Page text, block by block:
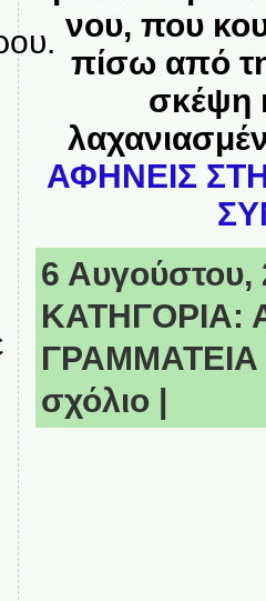
νου, που
πίσω από
σκέψη
ΑΦΗΝΕΙΣ
6 Αυγούστου,
ΚΑΤΗΓΟΡΙΑ:
ΓΡΑΜΜΑΤΕΙΑ
σχόλιο |